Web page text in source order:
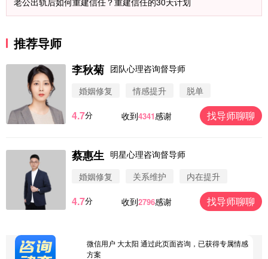
推荐导师
李秋菊 团队心理咨询督导师
婚姻修复
情感提升 脱单
4.7分 收到4341感谢 找导师聊聊
蔡惠生 明星心理咨询督导师
婚姻修复
关系维护 内在提升
4.7分 收到2796感谢 找导师聊聊
微信用户 圆圈 通过此页面咨询，已获得专属情感方
案
微信用户 Vnno 通过此页面咨询，已获得专属情感方
微信用户 大太阳 通过此页面咨询，已获得专属情感
方案